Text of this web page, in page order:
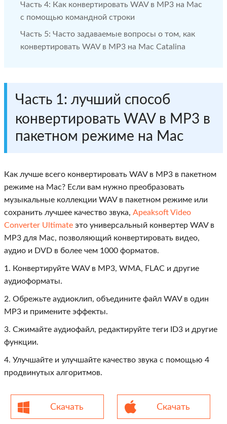
Часть 4: Как конвертировать WAV в MP3 на Mac
с помощью командной строки
Часть 5: Часто задаваемые вопросы о том, как
конвертировать WAV в MP3 на Mac Catalina
Часть 1: лучший способ
конвертировать WAV в MP3 в
пакетном режиме на Mac
Как лучше всего конвертировать WAV в MP3 в пакетном
режиме на Mac? Если вам нужно преобразовать
музыкальные коллекции WAV в пакетном режиме или
сохранить лучшее качество звука, Apeaksoft Video
Converter Ultimate это универсальный конвертер WAV в
MP3 для Mac, позволяющий конвертировать видео,
аудио и DVD в более чем 1000 форматов.
1. Конвертируйте WAV в MP3, WMA, FLAC и другие
аудиоформаты.
2. Обрежьте аудиоклип, объедините файл WAV в один
MP3 и примените эффекты.
3. Сжимайте аудиофайл, редактируйте теги ID3 и другие
функции.
4. Улучшайте и улучшайте качество звука с помощью 4
продвинутых алгоритмов.
Скачать Скачать